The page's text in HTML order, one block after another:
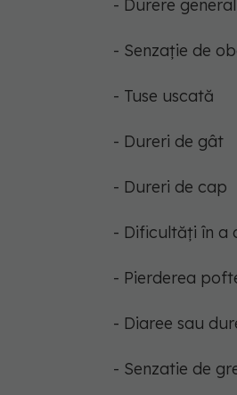
- Durere
- Senzație de
- Tuse uscată
- Dureri de gât
- Dureri de cap
- Dificultăți în a
- Pierderea
- Diaree sau
- Senzatie de